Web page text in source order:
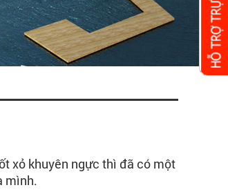
xỏ khuyên ngực thì đã có một
mình.